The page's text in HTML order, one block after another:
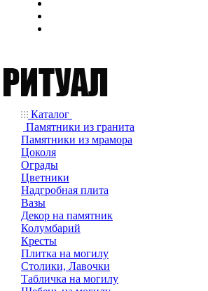
Каталог
Памятники из гранита
Памятники из мрамора
Цоколя
Ограды
Цветники
Надгробная плита
Вазы
Декор на памятник
Колумбарий
Кресты
Плитка на могилу
Столики, Лавочки
Табличка на могилу